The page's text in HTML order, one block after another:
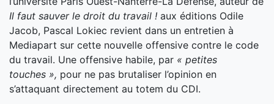
Il faut sauver le droit du travail ! aux éditions Odile
Jacob, Pascal Lokiec revient dans un entretien à
Mediapart sur cette nouvelle offensive contre le code
du travail. Une offensive habile, par « petites
touches », pour ne pas brutaliser l’opinion en
s’attaquant directement au totem du CDI.